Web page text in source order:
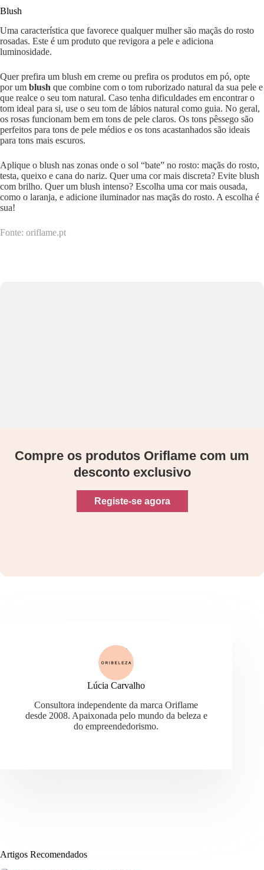
Blush
Uma característica que favorece qualquer mulher são maçãs do rosto
rosadas. Este é um produto que revigora a pele e adiciona
luminosidade.
Quer prefira um blush em creme ou prefira os produtos em pó, opte
por um blush que combine com o tom ruborizado natural da sua pele e
que realce o seu tom natural. Caso tenha dificuldades em encontrar o
tom ideal para si, use o seu tom de lábios natural como guia. No geral,
os rosas funcionam bem em tons de pele claros. Os tons pêssego são
perfeitos para tons de pele médios e os tons acastanhados são ideais
para tons mais escuros.
Aplique o blush nas zonas onde o sol “bate” no rosto: maçãs do rosto,
testa, queixo e cana do nariz. Quer uma cor mais discreta? Evite blush
com brilho. Quer um blush intenso? Escolha uma cor mais ousada,
como o laranja, e adicione iluminador nas maçãs do rosto. A escolha é
sua!
Fonte: oriflame.pt
Compre os produtos Oriflame com um
desconto exclusivo
Registe-se agora
Lúcia Carvalho
Consultora independente da marca Oriflame
desde 2008. Apaixonada pelo mundo da beleza e
do empreendedorismo.
Artigos Recomendados